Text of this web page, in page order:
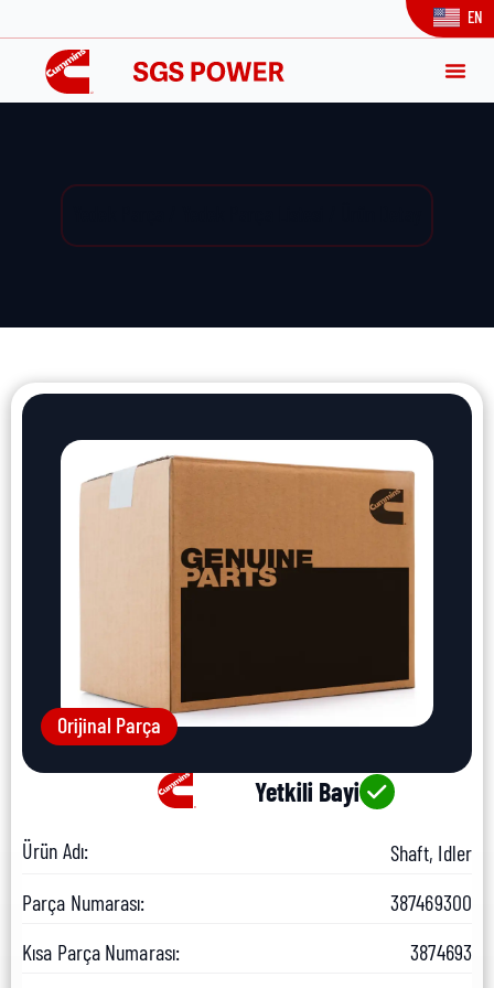
EN
Orijinal Parça
Yetkili Bayi
Ürün Adı:
Shaft, Idler
Parça Numarası:
387469300
Kısa Parça Numarası:
3874693